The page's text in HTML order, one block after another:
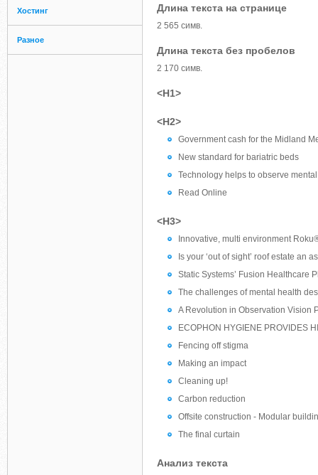
Хостинг
Разное
Длина текста на странице
2 565 симв.
Длина текста без пробелов
2 170 симв.
<H1>
<H2>
Government cash for the Midland
New standard for bariatric beds
Technology helps to observe
Read Online
<H3>
Innovative, multi environment
Is your ‘out of sight’ roof estate an
Static Systems’ Fusion Healthcare
The challenges of mental health
A Revolution in Observation Vision
ECOPHON HYGIENE PROVIDES
Fencing off stigma
Making an impact
Cleaning up!
Carbon reduction
Offsite construction - Modular
The final curtain
Анализ текста